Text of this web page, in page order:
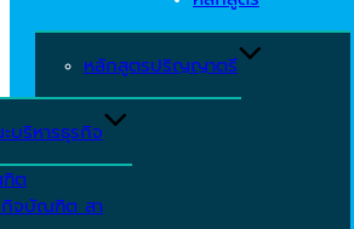
หลักสูตรปริญญาตรี
บริหารธุรกิจ
ต
กิจบัณฑิต สา